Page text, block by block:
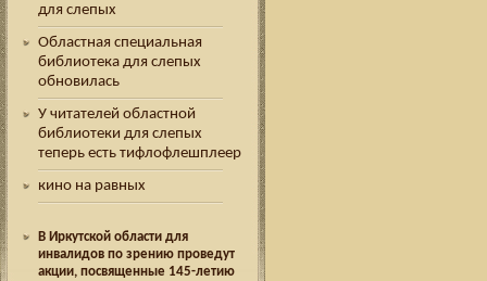
для слепых
Областная специальная
библиотека для слепых
обновилась
У читателей областной
библиотеки для слепых
теперь есть тифлофлешплеер
кино на равных
В Иркутской области для
инвалидов по зрению проведут
акции, посвященные 145-летию